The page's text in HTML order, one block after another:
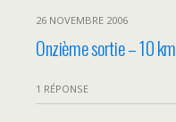
26 NOVEMBRE 2006
Onzième sortie – 10 km
1 RÉPONSE